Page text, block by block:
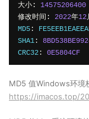
大小:
14575206400
修改时间:
2022年12
MD5 :
SHA1 :
CRC32 : 0E5804CF
MD5 值Windows环境
https://imacos.top/